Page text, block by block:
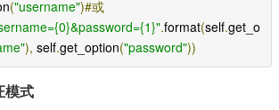
("username")#或
.format(self.get_o
), self.get_option("password"))
模式